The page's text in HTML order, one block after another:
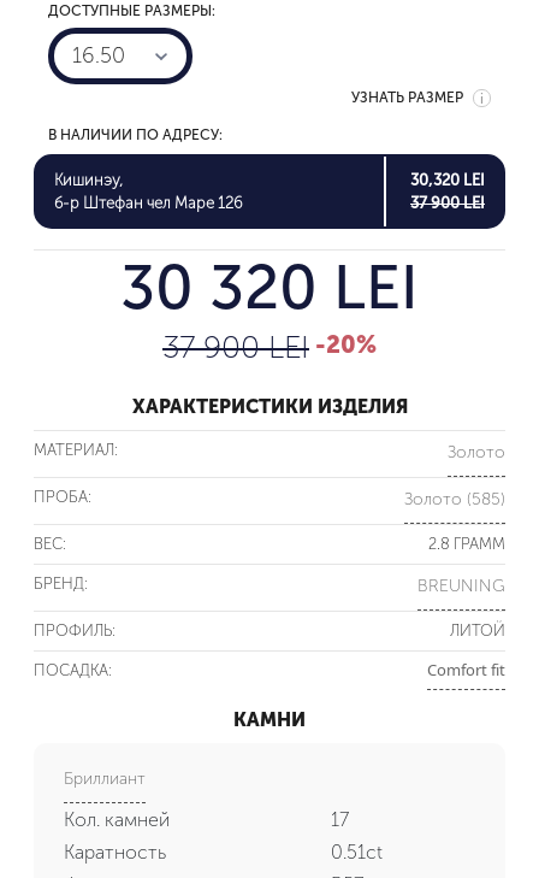
ДОСТУПНЫЕ РАЗМЕРЫ:
16.50
УЗНАТЬ РАЗМЕР
В НАЛИЧИИ ПО АДРЕСУ:
Кишинэу,
б-р Штефан чел Маре 126
30,320 LEI
37 900 LEI
30 320 LEI
37 900 LEI -20%
ХАРАКТЕРИСТИКИ ИЗДЕЛИЯ
МАТЕРИАЛ: Золото
ПРОБА: Золото (585)
ВЕС: 2.8 ГРАММ
БРЕНД: BREUNING
ПРОФИЛЬ: ЛИТОЙ
ПОСАДКА: Comfort fit
КАМНИ
Бриллиант
Кол. камней
17
Каратность
0.51ct